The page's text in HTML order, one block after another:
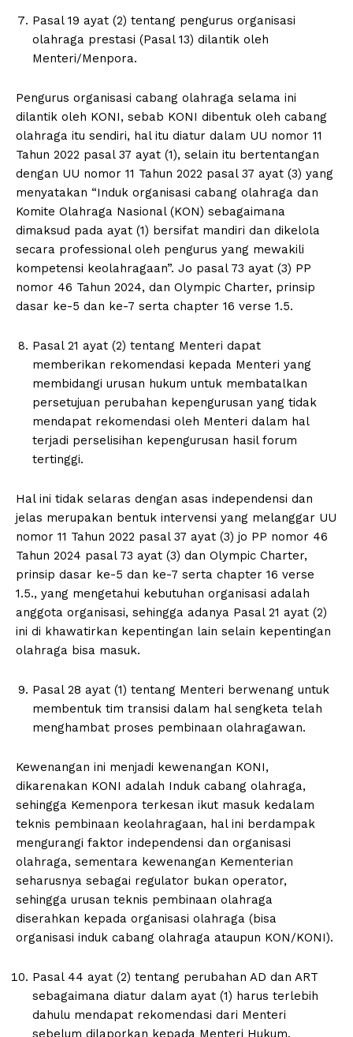
Pasal 19 ayat (2) tentang pengurus organisasi
olahraga prestasi (Pasal 13) dilantik oleh
Menteri/Menpora.
Pengurus organisasi cabang olahraga selama ini
dilantik oleh KONI, sebab KONI dibentuk oleh cabang
olahraga itu sendiri, hal itu diatur dalam UU nomor 11
Tahun 2022 pasal 37 ayat (1), selain itu bertentangan
dengan UU nomor 11 Tahun 2022 pasal 37 ayat (3) yang
menyatakan “Induk organisasi cabang olahraga dan
Komite Olahraga Nasional (KON) sebagaimana
dimaksud pada ayat (1) bersifat mandiri dan dikelola
secara professional oleh pengurus yang mewakili
kompetensi keolahragaan”. Jo pasal 73 ayat (3) PP
nomor 46 Tahun 2024, dan Olympic Charter, prinsip
dasar ke-5 dan ke-7 serta chapter 16 verse 1.5.
Pasal 21 ayat (2) tentang Menteri dapat
memberikan rekomendasi kepada Menteri yang
membidangi urusan hukum untuk membatalkan
persetujuan perubahan kepengurusan yang tidak
mendapat rekomendasi oleh Menteri dalam hal
terjadi perselisihan kepengurusan hasil forum
tertinggi.
Hal ini tidak selaras dengan asas independensi dan
jelas merupakan bentuk intervensi yang melanggar UU
nomor 11 Tahun 2022 pasal 37 ayat (3) jo PP nomor 46
Tahun 2024 pasal 73 ayat (3) dan Olympic Charter,
prinsip dasar ke-5 dan ke-7 serta chapter 16 verse
1.5., yang mengetahui kebutuhan organisasi adalah
anggota organisasi, sehingga adanya Pasal 21 ayat (2)
ini di khawatirkan kepentingan lain selain kepentingan
olahraga bisa masuk.
Pasal 28 ayat (1) tentang Menteri berwenang untuk
membentuk tim transisi dalam hal sengketa telah
menghambat proses pembinaan olahragawan.
Kewenangan ini menjadi kewenangan KONI,
dikarenakan KONI adalah Induk cabang olahraga,
sehingga Kemenpora terkesan ikut masuk kedalam
teknis pembinaan keolahragaan, hal ini berdampak
mengurangi faktor independensi dan organisasi
olahraga, sementara kewenangan Kementerian
seharusnya sebagai regulator bukan operator,
sehingga urusan teknis pembinaan olahraga
diserahkan kepada organisasi olahraga (bisa
organisasi induk cabang olahraga ataupun KON/KONI).
Pasal 44 ayat (2) tentang perubahan AD dan ART
sebagaimana diatur dalam ayat (1) harus terlebih
dahulu mendapat rekomendasi dari Menteri
sebelum dilaporkan kepada Menteri Hukum.